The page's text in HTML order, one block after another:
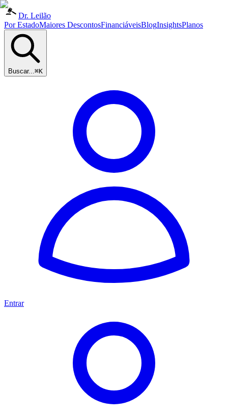
Dr. Leilão
Por EstadoMaiores DescontosFinanciáveisBlogInsightsPlanos
Buscar...⌘K
Entrar